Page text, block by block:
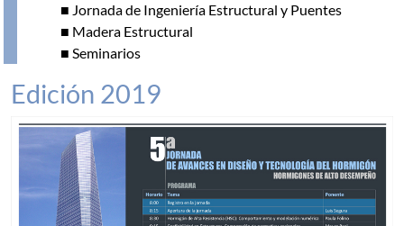
■ Jornada de Ingeniería Estructural y Puentes
■ Madera Estructural
■ Seminarios
Edición 2019